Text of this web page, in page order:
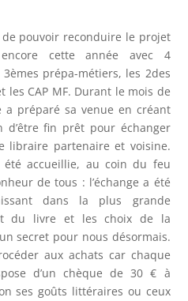
pouvoir reconduire le projet
cette année avec 4
prépa-métiers, les 2des
les CAP MF. Durant le mois de
a préparé sa venue en créant
d’être fin prêt pour échanger
libraire partenaire et voisine.
été accueillie, au coin du feu
de tous : l’échange a été
dans la plus grande
du livre et les choix de la
secret pour nous désormais.
aux achats car chaque
d’un chèque de 30 € à
ses goûts littéraires ou ceux